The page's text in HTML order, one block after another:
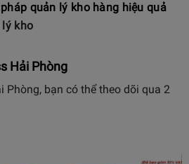
quản lý kho hàng hiệu quả
lý kho
Hải Phòng
Phòng, bạn có thể theo dõi qua 2